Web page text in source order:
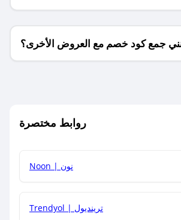
فقط؟
جمع كود خصم مع العروض الأخرى؟
روابط مختصرة
Noon | نون
Trendyol | ترينديول